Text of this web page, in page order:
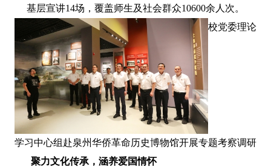
基层宣讲14场，覆盖师生及社会群众10600余人次。
校党委理论
学习中心组赴泉州华侨革命历史博物馆开展专题考察调研
聚力文化传承，涵养爱国情怀